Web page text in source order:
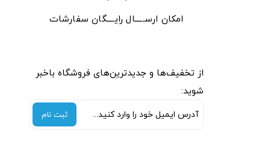
امکان ارســـــال رایــــگان سفارشات
از تخفیف‌ها و جدیدترین‌های فروشگاه باخبر
شوید:
ثبت نام